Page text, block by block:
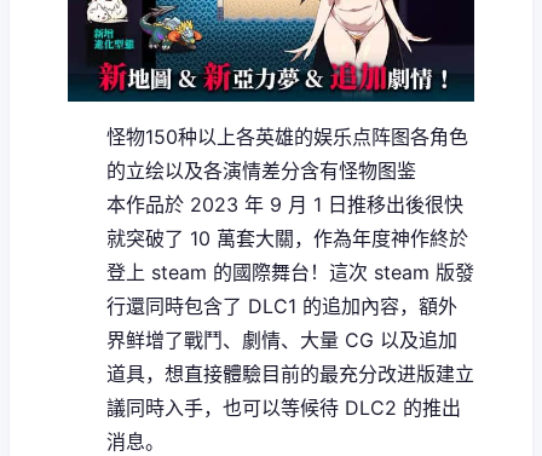
怪物150种以上各英雄的娱乐点阵图各角色
的立绘以及各演情差分含有怪物图鉴
本作品於 2023 年 9 月 1 日推移出後很快
就突破了 10 萬套大關，作為年度神作終於
登上 steam 的國際舞台！這次 steam 版發
行還同時包含了 DLC1 的追加內容，額外
界鲜增了戰鬥、劇情、大量 CG 以及追加
道具，想直接體驗目前的最充分改进版建立
議同時入手，也可以等候待 DLC2 的推出
消息。